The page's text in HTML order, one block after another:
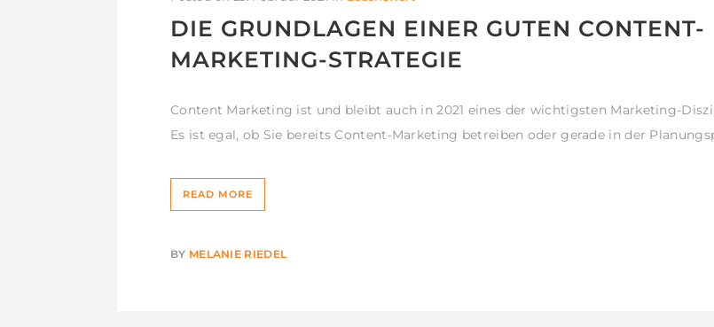
DIE GRUNDLAGEN EINER GUTEN CONTENT-
MARKETING-STRATEGIE
Content Marketing ist und bleibt auch in 2021 eines der wichtigsten Marketing-
Es ist egal, ob Sie bereits Content-Marketing betreiben oder gerade in der
READ MORE
BY MELANIE RIEDEL